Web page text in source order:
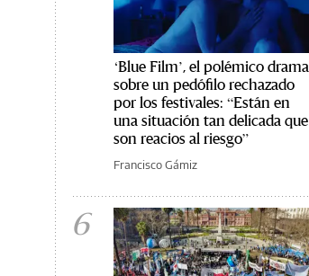
‘Blue Film’, el polémico drama
sobre un pedófilo rechazado
por los festivales: “Están en
una situación tan delicada que
son reacios al riesgo”
Francisco Gámiz
6